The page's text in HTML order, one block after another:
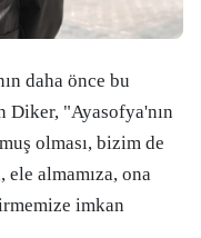
daha önce bu
Diker, "Ayasofya'nın
olması, bizim de
ele almamıza, ona
imkan